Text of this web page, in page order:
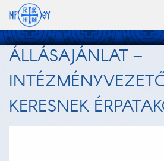
ÁLLÁSAJÁNLAT –
KERESNEK